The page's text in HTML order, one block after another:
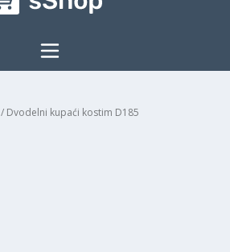
/ Dvodelni kupaći kostim D185